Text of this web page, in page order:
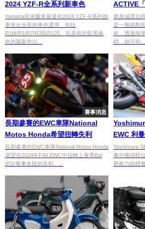
2024 YZF-R全系列新車色
Yamaha與米蘭車展發布2024 YZF-R系列跑
車推出全新的車色選擇，包括
R1M/R1/R7/R3與R125。在原有的藍黑兩
色的圖案作出...
ACTIVE
車身減震
車身減震拉
是一種能夠
術，透過簡
桿，就可抑...
賽事消息
長期參賽的EWC車隊National
Motos Honda希望扭轉失利
長期參賽的EWC車隊National Motos Honda
渴望在2024年FIM EWC中扭轉上賽季Bol
d'Or賽事末段的失利。...
EWC 利
Yoshimura
事中獲得桿
界耐力錦標